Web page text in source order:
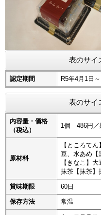
表のサイ
認定期間 R5年4月1日
表のサイ
内容量・価格
（税込）
1個 486円／
原材料
【ところて
豆、水あめ【
【きなこ】
抹茶【抹茶】
賞味期限 60日
保存方法 常温